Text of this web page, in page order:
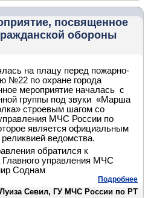
посвященное
обороны
на плацу перед пожарно-
№22 по охране города
мероприятие началась с
группы под звуки «Марша
строевым шагом со
МЧС России по
является официальным
ведомства.
обратился к
управления МЧС
Соднам
Подробнее
Луиза Севил, ГУ МЧС России по РТ